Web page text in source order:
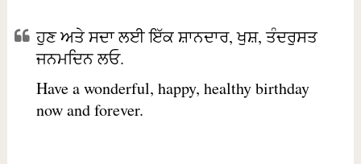
ਹੁਣ ਅਤੇ ਸਦਾ ਲਈ ਇੱਕ ਸ਼ਾਨਦਾਰ, ਖੁਸ਼, ਤੰਦਰੁਸਤ
ਜਨਮਦਿਨ ਲਓ.
Have a wonderful, happy, healthy birthday
now and forever.